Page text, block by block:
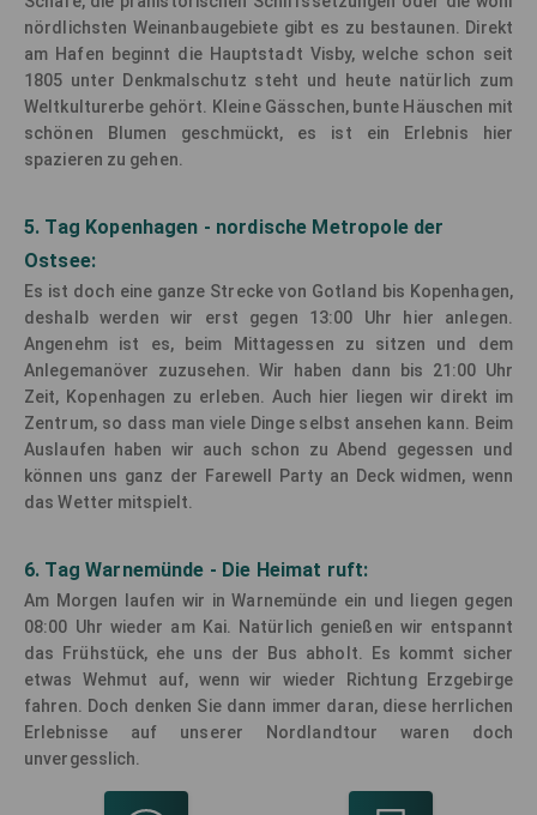
nördlichsten Weinanbaugebiete gibt es zu bestaunen. Direkt
am Hafen beginnt die Hauptstadt Visby, welche schon seit
1805 unter Denkmalschutz steht und heute natürlich zum
Weltkulturerbe gehört. Kleine Gässchen, bunte Häuschen mit
schönen Blumen geschmückt, es ist ein Erlebnis hier
spazieren zu gehen.
5. Tag Kopenhagen - nordische Metropole der
Ostsee:
Es ist doch eine ganze Strecke von Gotland bis Kopenhagen,
deshalb werden wir erst gegen 13:00 Uhr hier anlegen.
Angenehm ist es, beim Mittagessen zu sitzen und dem
Anlegemanöver zuzusehen. Wir haben dann bis 21:00 Uhr
Zeit, Kopenhagen zu erleben. Auch hier liegen wir direkt im
Zentrum, so dass man viele Dinge selbst ansehen kann. Beim
Auslaufen haben wir auch schon zu Abend gegessen und
können uns ganz der Farewell Party an Deck widmen, wenn
das Wetter mitspielt.
6. Tag Warnemünde - Die Heimat ruft:
Am Morgen laufen wir in Warnemünde ein und liegen gegen
08:00 Uhr wieder am Kai. Natürlich genießen wir entspannt
das Frühstück, ehe uns der Bus abholt. Es kommt sicher
etwas Wehmut auf, wenn wir wieder Richtung Erzgebirge
fahren. Doch denken Sie dann immer daran, diese herrlichen
Erlebnisse auf unserer Nordlandtour waren doch
unvergesslich.